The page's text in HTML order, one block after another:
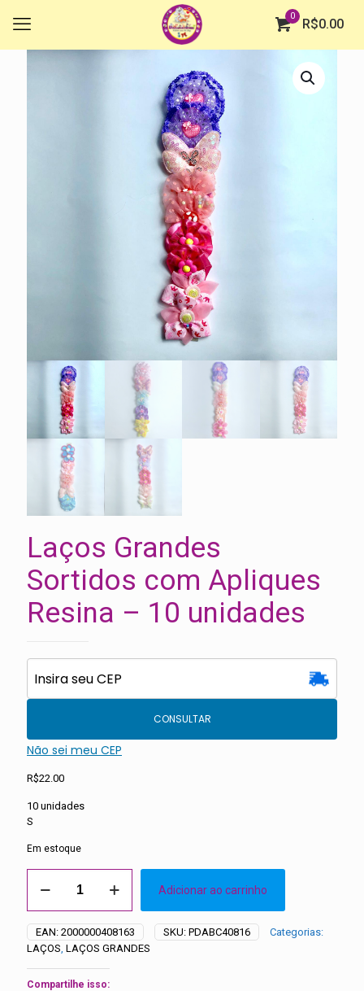
0
R$0.00
Laços Grandes
Sortidos com Apliques
Resina – 10 unidades
CONSULTAR
Não sei meu CEP
R$22.00
10 unidades
S
Em estoque
Grandes
com
Apliques
Resina
-
10
Adicionar ao carrinho
EAN: 2000000408163 SKU: PDABC40816
Categorias:
LAÇOS, LAÇOS GRANDES
Compartilhe isso: